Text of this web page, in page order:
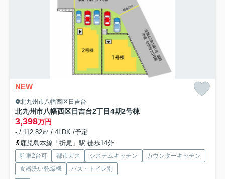
NEW
北九州市八幡西区日吉台
北九州市八幡西区日吉台2丁目4期2号棟
3,398万円
- / 112.82㎡ / 4LDK /予定
鹿児島本線「折尾」駅 徒歩14分
駐車2台可 都市ガス システムキッチン
カウンターキッチン
食器洗い乾燥機
バス・トイレ別